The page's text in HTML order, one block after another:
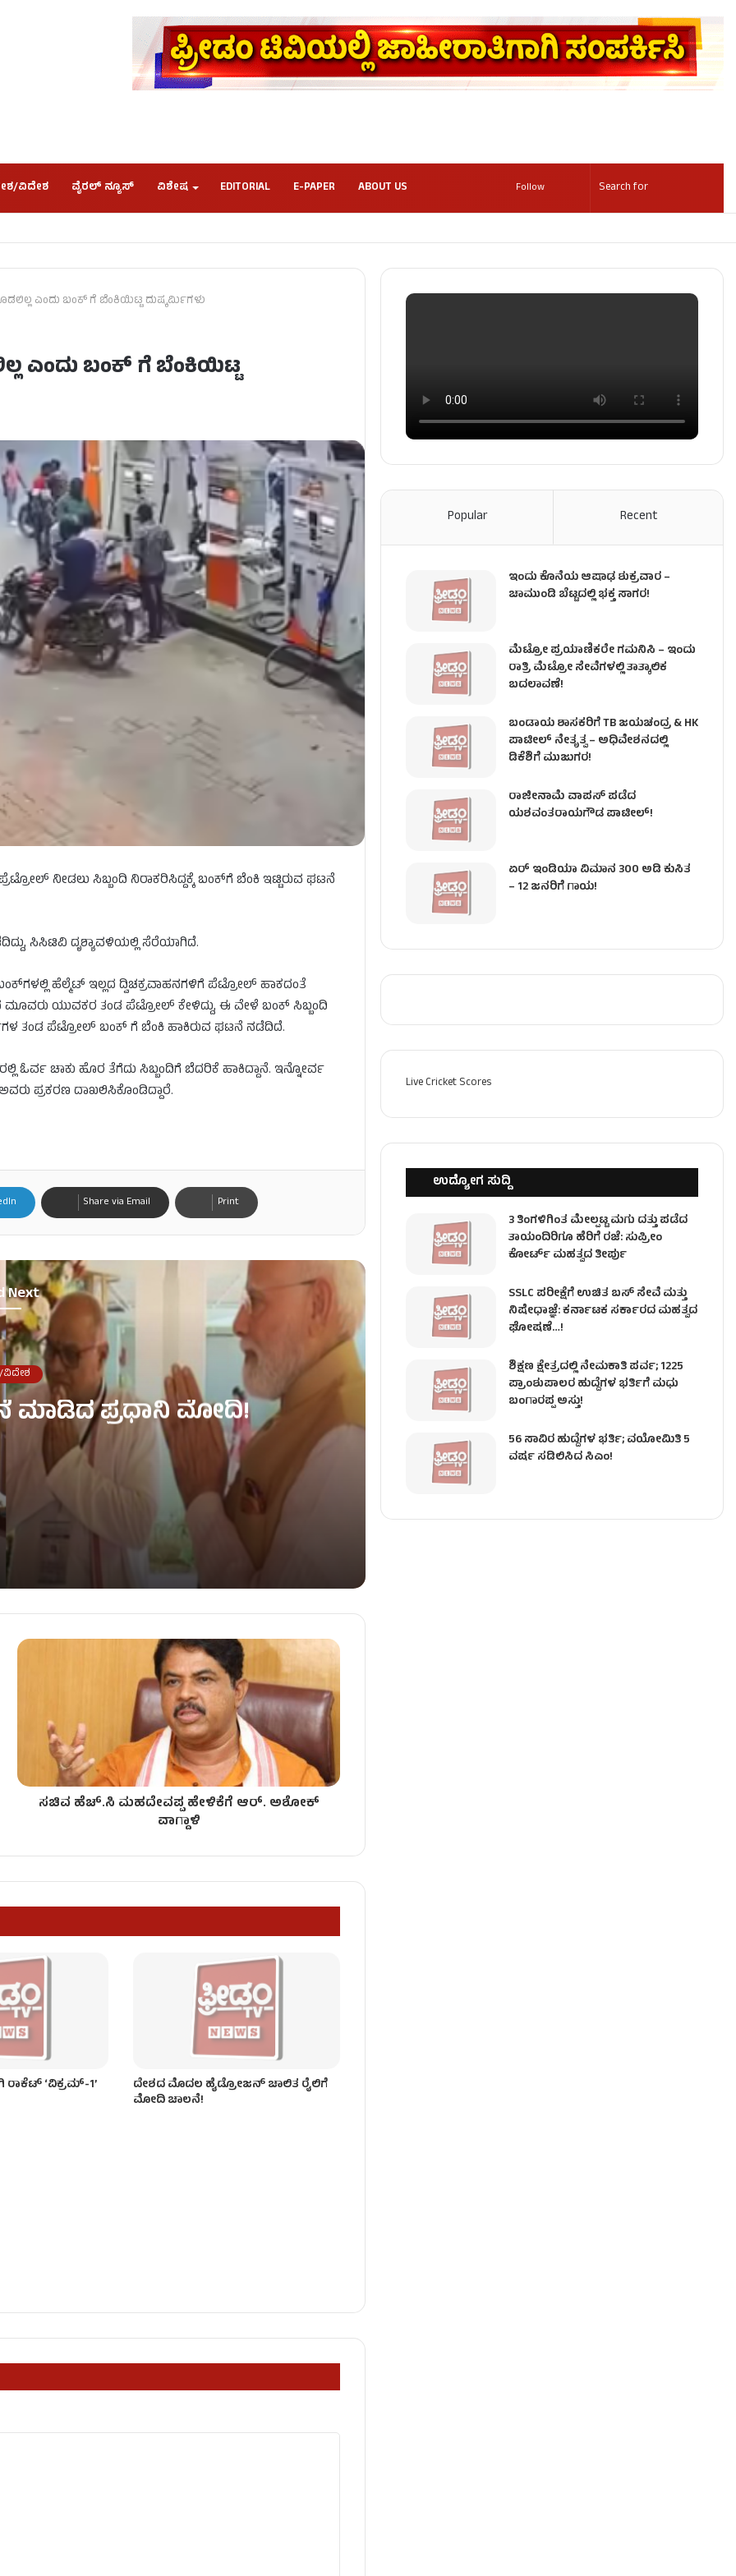
ವಿದೇಶ ವೈರಲ್ ನ್ಯೂಸ್ ವಿಶೇಷ EDITORIAL E-PAPER ABOUT US Follow
ಎಂದು ಬಂಕ್ ಗೆ ಬೆಂಕಿಯಿಟ್ಟ ದುಷ್ಕರ್ಮಿಗಳು
ಎಂದು ಬಂಕ್ ಗೆ ಬೆಂಕಿಯಿಟ್ಟ
ನೀಡಲು ಸಿಬ್ಬಂದಿ ನಿರಾಕರಿಸಿದ್ದಕ್ಕೆ ಬಂಕ್​ಗೆ ಬೆಂಕಿ ಇಟ್ಟಿರುವ ಘಟನೆ
ಸಿಸಿಟಿವಿ ದೃಶ್ಯಾವಳಿಯಲ್ಲಿ ಸೆರೆಯಾಗಿದೆ.
ಹೆಲ್ಮೆಟ್ ಇಲ್ಲದ ದ್ವಿಚಕ್ರವಾಹನಗಳಿಗೆ ಪೆಟ್ರೋಲ್ ಹಾಕದಂತೆ
ಯುವಕರ ತಂಡ ಪೆಟ್ರೋಲ್ ಕೇಳಿದ್ದು, ಈ ವೇಳೆ ಬಂಕ್ ಸಿಬ್ಬಂದಿ
ತಂಡ ಪೆಟ್ರೋಲ್ ಬಂಕ್ ಗೆ ಬೆಂಕಿ ಹಾಕಿರುವ ಘಟನೆ ನಡೆದಿದೆ.
ಓರ್ವ ಚಾಕು ಹೊರ ತೆಗೆದು ಸಿಬ್ಬಂದಿಗೆ ಬೆದರಿಕೆ ಹಾಕಿದ್ದಾನೆ. ಇನ್ನೋರ್ವ
ಪ್ರಕರಣ ದಾಖಲಿಸಿಕೊಂಡಿದ್ದಾರೆ.
Share via Email Print
Next
ವಿದೇಶ
ಮಾಡಿದ ಪ್ರಧಾನಿ ಮೋದಿ!
ಸಾವು!
ಟ್ರ್ಯಾಪ್’ ಆತಂಕ!
ಸಚಿವ ಹೆಚ್​.ಸಿ ಮಹದೇವಪ್ಪ ಹೇಳಿಕೆಗೆ ಆರ್​. ಅಶೋಕ್​
ವಾಗ್ದಾಳಿ
‘ವಿಕ್ರಮ್-1’
ದೇಶದ ಮೊದಲ ಹೈಡ್ರೋಜನ್‌ ಚಾಲಿತ ರೈಲಿಗೆ
ಮೋದಿ ಚಾಲನೆ!
Popular Recent
ಇಂದು ಕೊನೆಯ ಆಷಾಢ ಶುಕ್ರವಾರ –
ಚಾಮುಂಡಿ ಬೆಟ್ಟದಲ್ಲಿ ಭಕ್ತ ಸಾಗರ!
ಮೆಟ್ರೋ ಪ್ರಯಾಣಿಕರೇ ಗಮನಿಸಿ – ಇಂದು
ರಾತ್ರಿ ಮೆಟ್ರೋ ಸೇವೆಗಳಲ್ಲಿ ತಾತ್ಕಾಲಿಕ
ಬದಲಾವಣೆ!
ಬಂಡಾಯ ಶಾಸಕರಿಗೆ TB ಜಯಚಂದ್ರ & HK
ಪಾಟೀಲ್ ನೇತೃತ್ವ – ಅಧಿವೇಶನದಲ್ಲಿ
ಡಿಕೆಶಿಗೆ ಮುಜುಗರ!
ರಾಜೀನಾಮೆ ವಾಪಸ್ ಪಡೆದ
ಯಶವಂತರಾಯಗೌಡ ಪಾಟೀಲ್‌!
ಏರ್ ಇಂಡಿಯಾ ವಿಮಾನ 300 ಅಡಿ ಕುಸಿತ
– 12 ಜನರಿಗೆ ಗಾಯ!
Live Cricket Scores
ಉದ್ಯೋಗ ಸುದ್ದಿ
3 ತಿಂಗಳಿಗಿಂತ ಮೇಲ್ಪಟ್ಟ ಮಗು ದತ್ತು ಪಡೆದ
ತಾಯಂದಿರಿಗೂ ಹೆರಿಗೆ ರಜೆ: ಸುಪ್ರೀಂ
ಕೋರ್ಟ್ ಮಹತ್ವದ ತೀರ್ಪು
SSLC ಪರೀಕ್ಷೆಗೆ ಉಚಿತ ಬಸ್ ಸೇವೆ ಮತ್ತು
ನಿಷೇಧಾಜ್ಞೆ: ಕರ್ನಾಟಕ ಸರ್ಕಾರದ ಮಹತ್ವದ
ಘೋಷಣೆ…!
ಶಿಕ್ಷಣ ಕ್ಷೇತ್ರದಲ್ಲಿ ನೇಮಕಾತಿ ಪರ್ವ; 1225
ಪ್ರಾಂಶುಪಾಲರ ಹುದ್ದೆಗಳ ಭರ್ತಿಗೆ ಮಧು
ಬಂಗಾರಪ್ಪ ಅಸ್ತು!
56 ಸಾವಿರ ಹುದ್ದೆಗಳ ಭರ್ತಿ; ವಯೋಮಿತಿ 5
ವರ್ಷ ಸಡಿಲಿಸಿದ ಸಿಎಂ!